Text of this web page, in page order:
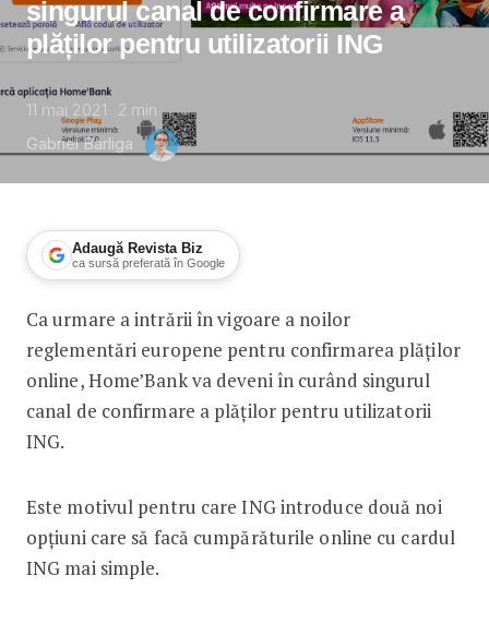
singurul canal de confirmare a
plăților pentru utilizatorii ING
11 mai 2021 2 min
Gabriel Barliga
Adaugă Revista Biz
ca sursă preferată în Google
Home’Bank va deveni în curând
Ca urmare a intrării în vigoare a noilor
reglementări europene pentru confirmarea plăților
online, Home’Bank va deveni în curând singurul
canal de confirmare a plăților pentru utilizatorii
ING.
Este motivul pentru care ING introduce două noi
opțiuni care să facă cumpărăturile online cu cardul
ING mai simple.